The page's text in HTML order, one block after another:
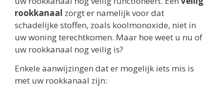
rookkanaal zorgt er namelijk voor dat
schadelijke stoffen, zoals koolmonoxide, niet in
uw woning terechtkomen. Maar hoe weet u nu of
uw rookkanaal nog veilig is?
Enkele aanwijzingen dat er mogelijk iets mis is
met uw rookkanaal zijn: